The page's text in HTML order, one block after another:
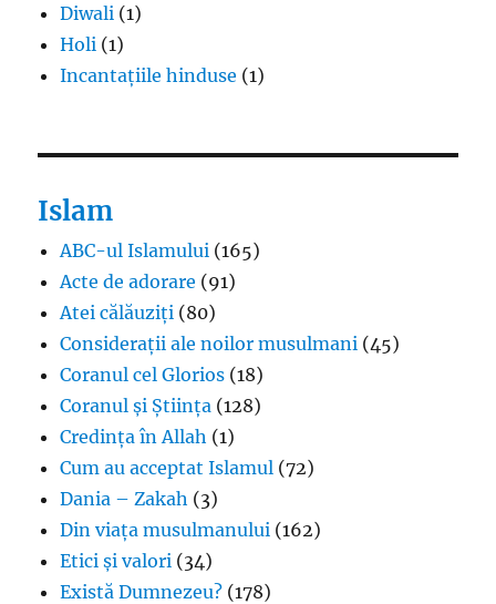
Diwali (1)
Holi (1)
Incantațiile hinduse (1)
Islam
ABC-ul Islamului (165)
Acte de adorare (91)
Atei călăuziți (80)
Considerații ale noilor musulmani (45)
Coranul cel Glorios (18)
Coranul și Știința (128)
Credința în Allah (1)
Cum au acceptat Islamul (72)
Dania – Zakah (3)
Din viața musulmanului (162)
Etici și valori (34)
Există Dumnezeu? (178)